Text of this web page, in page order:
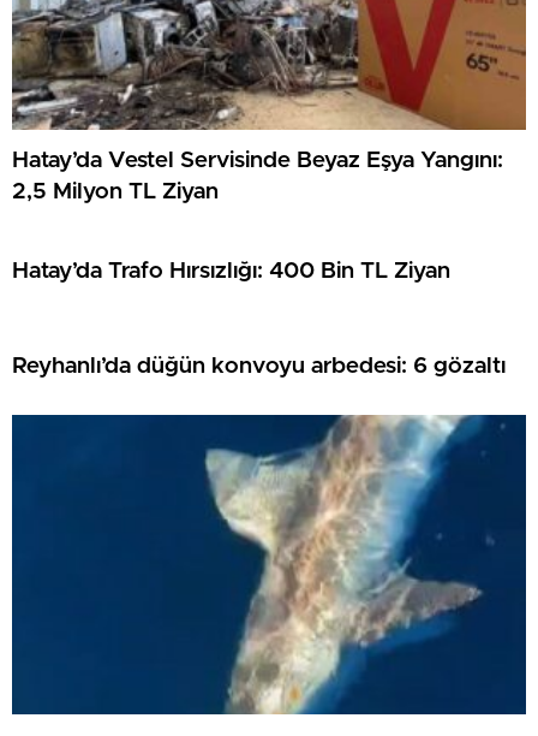
Hatay’da Vestel Servisinde Beyaz Eşya Yangını:
2,5 Milyon TL Ziyan
Hatay’da Trafo Hırsızlığı: 400 Bin TL Ziyan
Reyhanlı’da düğün konvoyu arbedesi: 6 gözaltı